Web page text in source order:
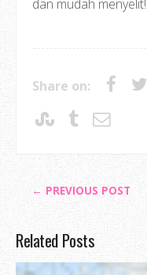
dan mudah menyelit!
Share on:
← PREVIOUS POST
Related Posts